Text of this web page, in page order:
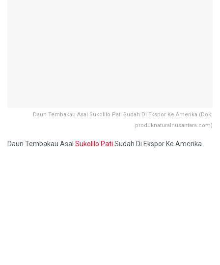
Daun Tembakau Asal Sukolilo Pati Sudah Di Ekspor Ke Amerika (Dok:
produknaturalnusantara.com)
Daun Tembakau Asal Sukolilo Pati Sudah Di Ekspor Ke Amerika